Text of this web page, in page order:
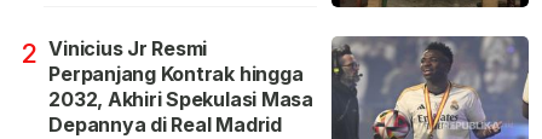
2 Vinicius Jr Resmi
Perpanjang Kontrak hingga
2032, Akhiri Spekulasi Masa
Depannya di Real Madrid